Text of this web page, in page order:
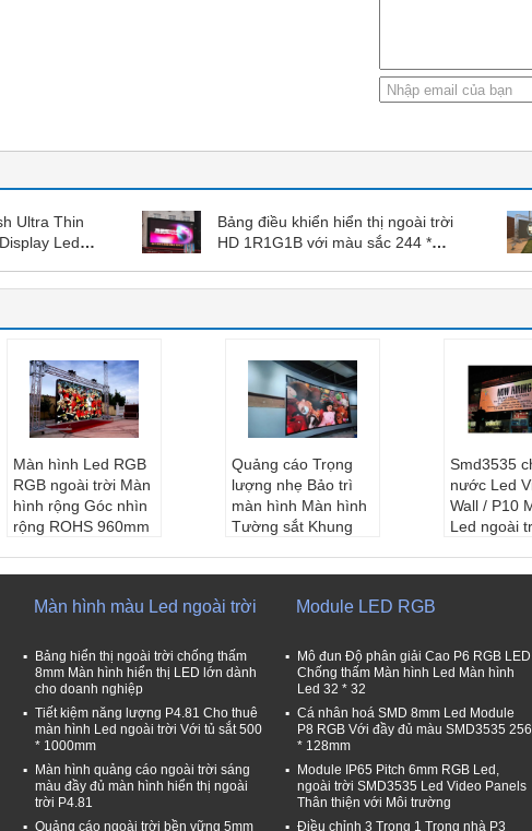
Ultra Thin
Led
Bảng điều khiển hiển thị ngoài trời
HD 1R1G1B với màu sắc 244 *
Màn hình Led RGB
RGB ngoài trời Màn
hình rộng Góc nhìn
rộng ROHS 960mm
Giải pháp Mô đun:
màu sắc:Đầy màu
sắc
Kích thước tủ:960
mm * 960mm
Quảng cáo Trọng
lượng nhẹ Bảo trì
màn hình Màn hình
Tường sắt Khung
n:320 * 160mm
64 * 32
Phương pháp lái x
1/16 sacn
Smd3535
nước Led
Wall / P10
Led ngoài
thực toàn
ng:Ngoài
Pixel pitch:
Màn hình màu Led ngoài trời
Bảng hiển thị ngoài trời chống thấm
8mm Màn hình hiển thị LED lớn dành
cho doanh nghiệp
Tiết kiệm năng lượng P4.81 Cho thuê
màn hình Led ngoài trời Với tủ sắt 500
* 1000mm
Màn hình quảng cáo ngoài trời sáng
màu đầy đủ màn hình hiển thị ngoài
trời P4.81
Quảng cáo ngoài trời bền vững 5mm
Module LED RGB
Mô đun Độ phân giải Cao P6 RGB LED
Chống thấm Màn hình Led Màn hình
Led 32 * 32
Cá nhân hoá SMD 8mm Led Module
P8 RGB Với đầy đủ màu SMD3535 256
* 128mm
Module IP65 Pitch 6mm RGB Led,
ngoài trời SMD3535 Led Video Panels
Thân thiện với Môi trường
Điều chỉnh 3 Trong 1 Trong nhà P3